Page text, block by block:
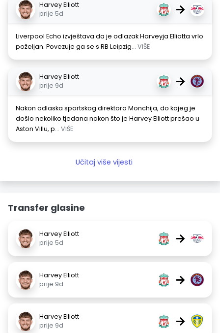
Harvey Elliott
prije 5d
→
Liverpool Echo izvještava da je odlazak Harveyja Elliotta vrlo
poželjan. Povezuje ga se s RB Leipzig... VIŠE
Harvey Elliott
prije 9d
→
Nakon odlaska sportskog direktora Monchija, do kojeg je
došlo nekoliko tjedana nakon što je Harvey Elliott prešao u
Aston Villu, p... VIŠE
Učitaj više vijesti
Transfer glasine
Harvey Elliott
prije 5d
→
Harvey Elliott
prije 9d
→
Harvey Elliott
prije 9d
→